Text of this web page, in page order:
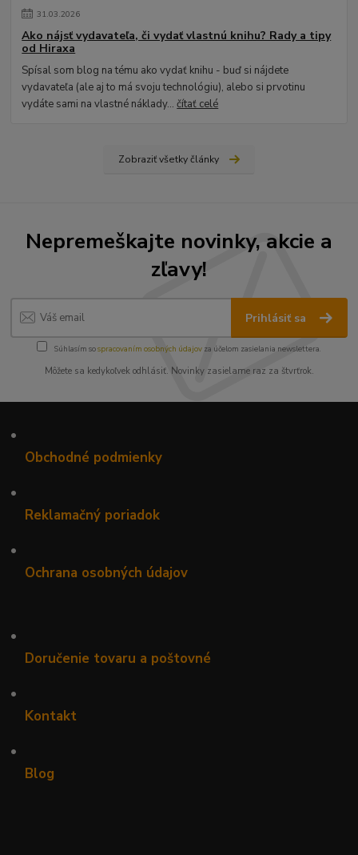
31.03.2026
Ako nájsť vydavateľa, či vydať vlastnú knihu? Rady a tipy
od Hiraxa
Spísal som blog na tému ako vydať knihu - buď si nájdete
vydavateľa (ale aj to má svoju technológiu), alebo si prvotinu
vydáte sami na vlastné náklady...čítať celé
Zobraziť všetky články
Nepremeškajte novinky, akcie a
zľavy!
Prihlásiť sa
Súhlasím sospracovaním osobných údajov za účelom zasielania newslettera.
Môžete sa kedykoľvek odhlásiť. Novinky zasielame raz za štvrťrok.
•
Obchodné podmienky
•
Reklamačný poriadok
•
Ochrana osobných údajov
•
Doručenie tovaru a poštovné
•
Kontakt
•
Blog